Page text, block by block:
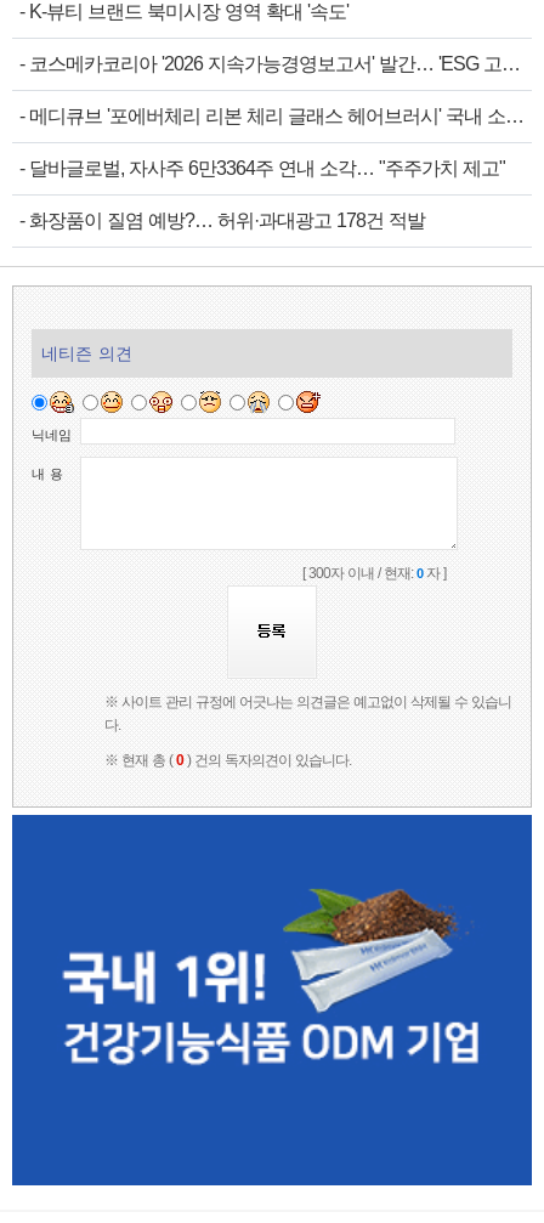
- K-뷰티 브랜드 북미시장 영역 확대 '속도'
- 코스메카코리아 '2026 지속가능경영보고서' 발간… 'ESG 고…
- 메디큐브 '포에버체리 리본 체리 글래스 헤어브러시' 국내 소…
- 달바글로벌, 자사주 6만3364주 연내 소각… "주주가치 제고"
- 화장품이 질염 예방?… 허위·과대광고 178건 적발
네티즌 의견
닉네임
내 용
[ 300자 이내 / 현재:0자 ]
※ 사이트 관리 규정에 어긋나는 의견글은 예고없이 삭제될 수 있습니
다.
※ 현재 총 (0) 건의 독자의견이 있습니다.